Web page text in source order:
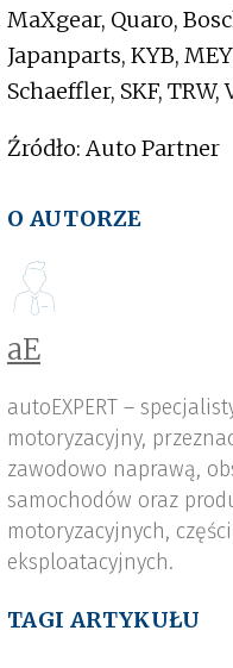
MaXgear, Quaro,
Japanparts, KYB,
Schaeffler, SKF,
Źródło: Auto Partner
O AUTORZE
aE
autoEXPERT –
motoryzacyjny,
zawodowo naprawą,
samochodów oraz
motoryzacyjnych,
eksploatacyjnych.
TAGI ARTYKUŁU